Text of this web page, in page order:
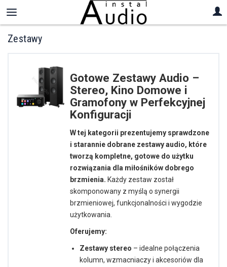
Zestawy
Gotowe Zestawy Audio –
Stereo, Kino Domowe i
Gramofony w Perfekcyjnej
Konfiguracji
W tej kategorii prezentujemy sprawdzone
i starannie dobrane zestawy audio, które
tworzą kompletne, gotowe do użytku
rozwiązania dla miłośników dobrego
brzmienia. Każdy zestaw został
skomponowany z myślą o synergii
brzmieniowej, funkcjonalności i wygodzie
użytkowania.
Oferujemy:
Zestawy stereo – idealne połączenia
kolumn, wzmacniaczy i akcesoriów dla